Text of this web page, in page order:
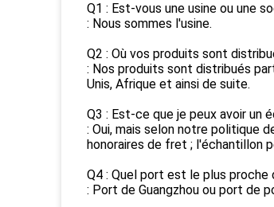
Q1 : Est-vous une usine ou une
: Nous sommes l'usine.
Q2 : Où vos produits sont
: Nos produits sont distribués
Unis, Afrique et ainsi de suite.
Q3 : Est-ce que je peux avoir un
: Oui, mais selon notre politique
honoraires de fret ; l'échantillon
Q4 : Quel port est le plus proche
: Port de Guangzhou ou port de